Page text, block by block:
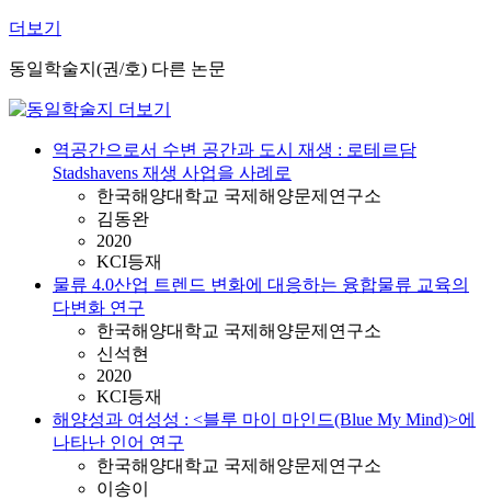
더보기
동일학술지(권/호) 다른 논문
역공간으로서 수변 공간과 도시 재생 : 로테르담
Stadshavens 재생 사업을 사례로
한국해양대학교 국제해양문제연구소
김동완
2020
KCI등재
물류 4.0산업 트렌드 변화에 대응하는 융합물류 교육의
다변화 연구
한국해양대학교 국제해양문제연구소
신석현
2020
KCI등재
해양성과 여성성 : <블루 마이 마인드(Blue My Mind)>에
나타난 인어 연구
한국해양대학교 국제해양문제연구소
이송이